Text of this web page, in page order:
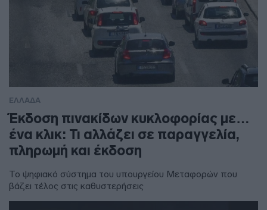
ΕΛΛΑΔΑ
Έκδοση πινακίδων κυκλοφορίας με…
ένα κλικ: Τι αλλάζει σε παραγγελία,
πληρωμή και έκδοση
Το ψηφιακό σύστημα του υπουργείου Μεταφορών που
βάζει τέλος στις καθυστερήσεις